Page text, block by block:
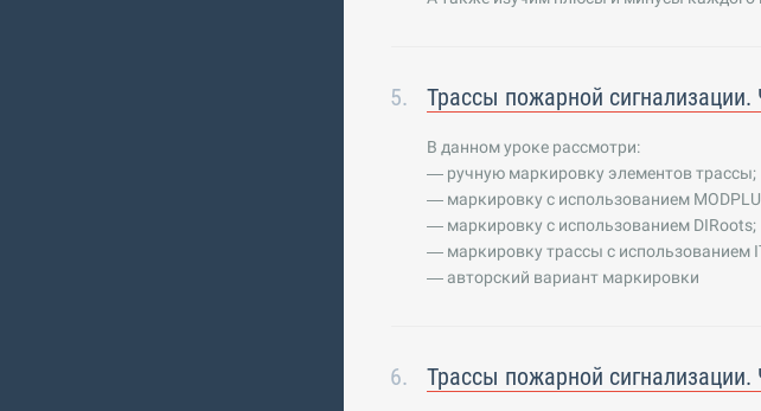
Трассы пожарной сигнализации.
В данном уроке рассмотри:
— ручную маркировку элементов трассы;
— маркировку с использованием
— маркировку с использованием DIRoots;
— маркировку трассы с использованием
— авторский вариант маркировки
Трассы пожарной сигнализации.